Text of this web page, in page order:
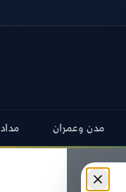
مدن وعمران مداد